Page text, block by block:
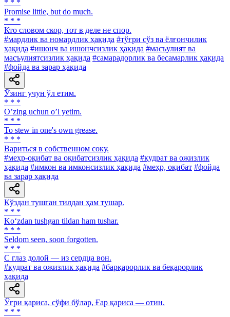
* * *
Promise little, but do much.
* * *
Кто словом скор, тот в деле не спор.
#мардлик ва номардлик ҳақида #тўғри сўз ва ёлғончилик
ҳақида #ишонч ва ишончсизлик ҳақида #масъулият ва
масъулиятсизлик ҳақида #самарадорлик ва бесамарлик ҳақида
#фойда ва зарар ҳақида
Ўзинг учун ўл етим.
* * *
Oʼzing uchun oʼl yetim.
* * *
To stew in one's own grease.
* * *
Вариться в собственном соку.
#меҳр-оқибат ва оқибатсизлик ҳақида #қудрат ва ожизлик
ҳақида #имкон ва имконсизлик ҳақида #меҳр, оқибат #фойда
ва зарар ҳақида
Кўздан тушган тилдан ҳам тушар.
* * *
Ko‘zdan tushgan tildan ham tushar.
* * *
Seldom seen, soon forgotten.
* * *
С глаз долой — из сердца вон.
#қудрат ва ожизлик ҳақида #барқарорлик ва беқарорлик
ҳақида
Ўғри қариса, сўфи бўлар, Ғар қариса — отин.
* * *